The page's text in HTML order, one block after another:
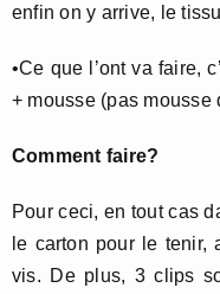
enfin on y arrive, le
•Ce que l’ont va faire,
+ mousse (pas mousse
Comment faire?
Pour ceci, en tout cas
le carton pour le tenir,
vis. De plus, 3 clips